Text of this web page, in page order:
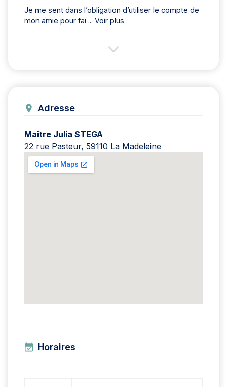
Je me sent dans l’obligation d’utiliser le compte de
mon amie pour fai ... Voir plus
Adresse
Maître Julia STEGA
22 rue Pasteur, 59110 La Madeleine
Horaires